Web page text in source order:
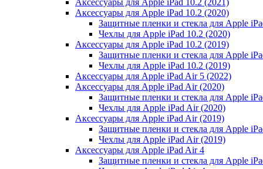
Аксессуары для Apple iPad 10.2 (2020)
Защитные пленки и стекла для Apple
Чехлы для Apple iPad 10.2 (2020)
Аксессуары для Apple iPad 10.2 (2019)
Защитные пленки и стекла для Apple
Чехлы для Apple iPad 10.2 (2019)
Аксессуары для Apple iPad Air 5 (2022)
Аксессуары для Apple iPad Air (2020)
Защитные пленки и стекла для Apple
Чехлы для Apple iPad Air (2020)
Аксессуары для Apple iPad Air (2019)
Защитные пленки и стекла для Apple
Чехлы для Apple iPad Air (2019)
Аксессуары для Apple iPad Air 4
Защитные пленки и стекла для Apple